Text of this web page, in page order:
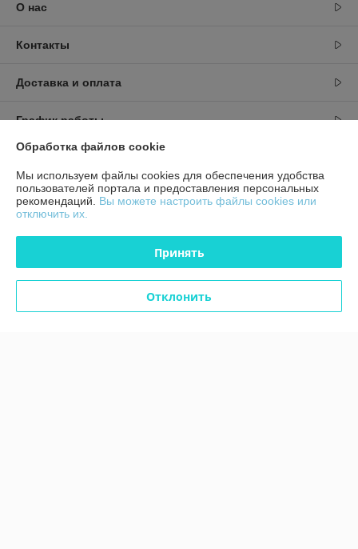
О нас
Контакты
Доставка и оплата
График работы
Политика обработки cookies
Обработка файлов cookie
Мы используем файлы cookies для обеспечения удобства
пользователей портала и предоставления персональных
рекомендаций. Вы можете настроить файлы cookies или
отключить их.
Принять
Отклонить